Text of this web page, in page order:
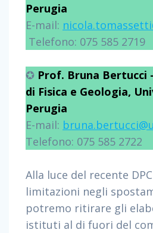
Perugia
E-mail:
Telefono: 075 585 2719
✪ Prof. Bruna Bertucci
di Fisica e Geologia,
Perugia
E-mail:
Telefono: 075 585 2722
Alla luce del recente
limitazioni negli
potremo ritirare gli
istituti al di fuori del